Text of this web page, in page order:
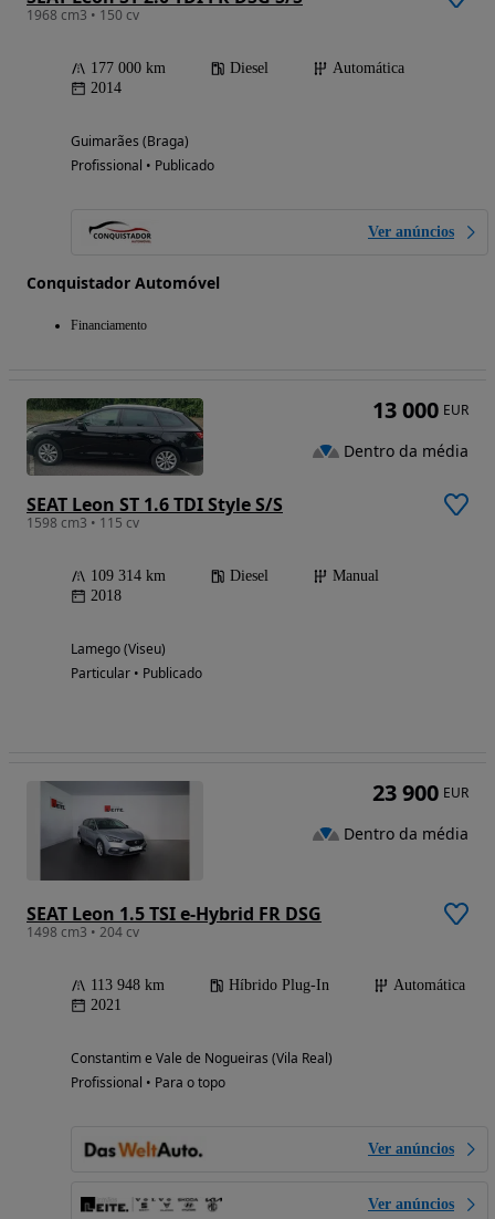
1968 cm3 • 150 cv
177 000 km Diesel
Automática
2014
Guimarães (Braga)
Profissional • Publicado
Ver anúncios
Conquistador Automóvel
Financiamento
SEAT Leon ST 1.6 TDI Style S/S
1598 cm3 • 115 cv
109 314 km Diesel
Manual
2018
Lamego (Viseu)
Particular • Publicado
13 000 EUR
Dentro da média
SEAT Leon 1.5 TSI e-Hybrid FR DSG
1498 cm3 • 204 cv
113 948 km Híbrido Plug-In
Automática
2021
Constantim e Vale de Nogueiras (Vila Real)
Profissional • Para o topo
Ver anúncios
Ver anúncios
23 900 EUR
Dentro da média